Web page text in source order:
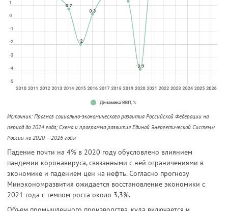
Источник: Прогноз социально-экономического развития Российской Федерации на
период до 2024 года; Схема и программа развития Единой Энергетической Системы
России на 2020 – 2026 годы
Падение почти на 4% в 2020 году обусловлено влиянием
пандемии коронавируса, связанными с ней ограничениями в
экономике и падением цен на нефть. Согласно прогнозу
Минэкономразвития ожидается восстановление экономики с
2021 года с темпом роста около 3,3%.